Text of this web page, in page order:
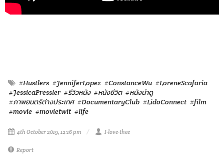
#Hustlers #JenniferLopez #ConstanceWu #LoreneScafaria
#JessicaPressler #รีวิวหนัง #หนังชีวิต #หนังน่าดู
#ภาพยนตร์ต่างประเทศ #DocumentaryClub #LidoConnect #film
#movie #movietwit #life
4th October 2019, 12:16 pm I-love-thee
Report